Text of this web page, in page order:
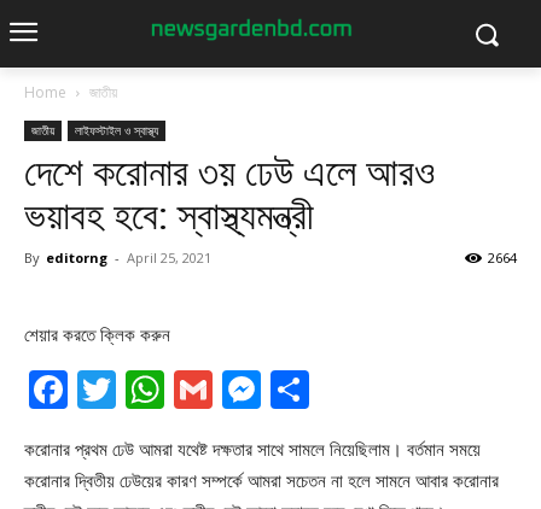
Home জাতীয়
জাতীয় লাইফস্টাইল ও স্বাস্থ্য
দেশে করোনার ৩য় ঢেউ এলে আরও
ভয়াবহ হবে: স্বাস্থ্যমন্ত্রী
By editorng - April 25, 2021 2664
শেয়ার করতে ক্লিক করুন
Facebook
Twitter
WhatsApp
GmailMessenger
করোনার প্রথম ঢেউ আমরা যথেষ্ট দক্ষতার সাথে সামলে নিয়েছিলাম। বর্তমান সময়ে
করোনার দ্বিতীয় ঢেউয়ের কারণ সম্পর্কে আমরা সচেতন না হলে সামনে আবার করোনার